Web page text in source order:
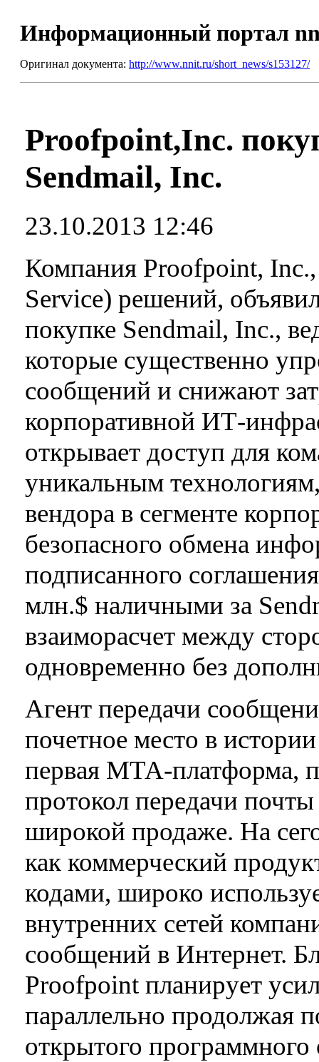
Информационный портал
Оригинал документа: http://www.nnit.ru/short_news/s153127/
Proofpoint,Inc.
Sendmail, Inc.
23.10.2013 12:46
Компания Proofpoint, Inc.,
Service) решений,
покупке Sendmail, Inc.,
которые существенно
сообщений и снижают
корпоративной ИТ-
открывает доступ для
уникальным
вендора в сегменте
безопасного обмена
подписанного
млн.$ наличными за
взаиморасчет между
одновременно без
Агент передачи
почетное место в
первая МТА-платформа,
протокол передачи
широкой продаже. На
как коммерческий
кодами, широко
внутренних сетей
сообщений в Интернет.
Proofpoint планирует
параллельно продолжая
открытого